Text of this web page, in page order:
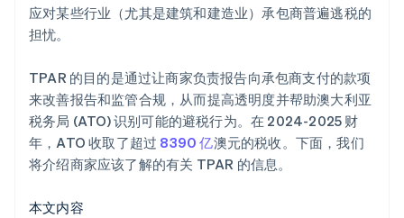
应对某些行业（尤其是建筑和建造业）承包商普遍逃税的
担忧。
TPAR 的目的是通过让商家负责报告向承包商支付的款项
来改善报告和监管合规，从而提高透明度并帮助澳大利亚
税务局 (ATO) 识别可能的避税行为。在 2024-2025 财
年，ATO 收取了超过 8390 亿澳元的税收。下面，我们
将介绍商家应该了解的有关 TPAR 的信息。
本文内容